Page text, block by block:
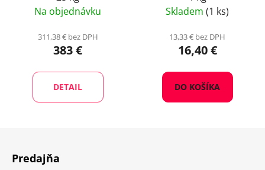
Na objednávku
311,38 € bez DPH
383 €
DETAIL
Skladem (1 ks)
13,33 € bez DPH
16,40 €
DO KOŠÍKA
Predajňa